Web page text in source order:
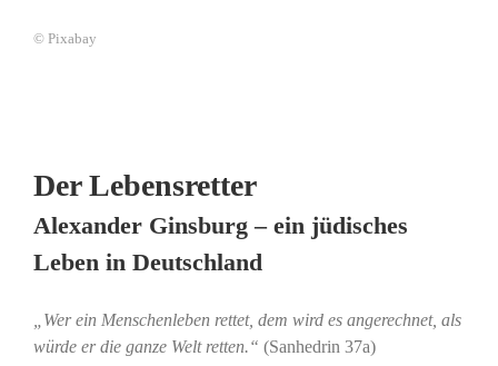
© Pixabay
Der Lebensretter
Alexander Ginsburg – ein jüdisches
Leben in Deutschland
„Wer ein Menschenleben rettet, dem wird es angerechnet, als
würde er die ganze Welt retten.“ (Sanhedrin 37a)